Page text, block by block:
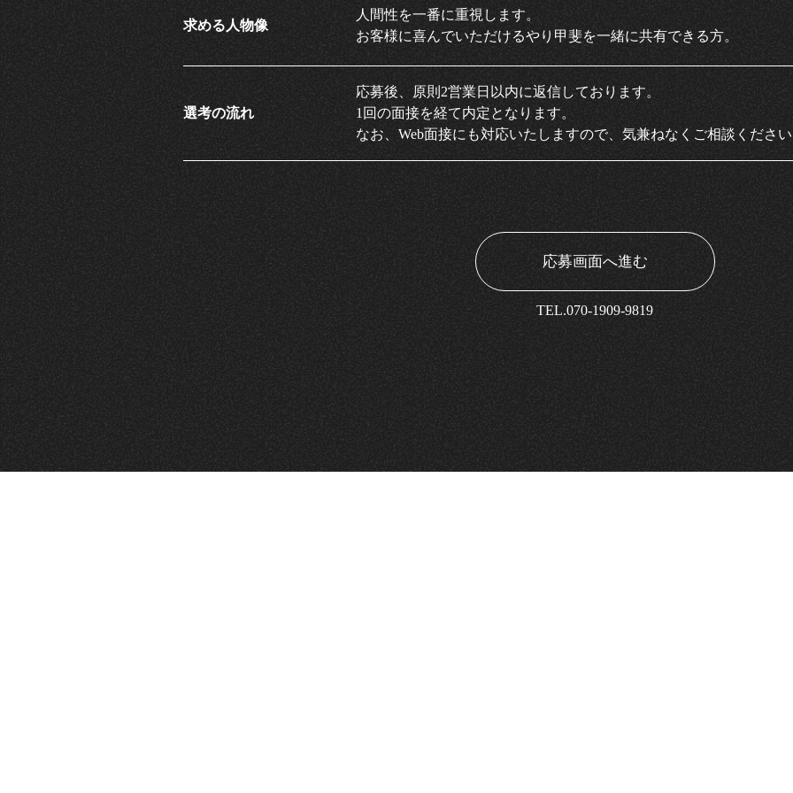
求める人物像
人間性を一番に重視します。
お客様に喜んでいただけるやり甲斐を一緒に共有できる方。
選考の流れ
応募後、原則2営業日以内に返信しております。
1回の面接を経て内定となります。
なお、Web面接にも対応いたしますので、気兼ねなくご相談くださ
応募画面へ進む
TEL.070-1909-9819